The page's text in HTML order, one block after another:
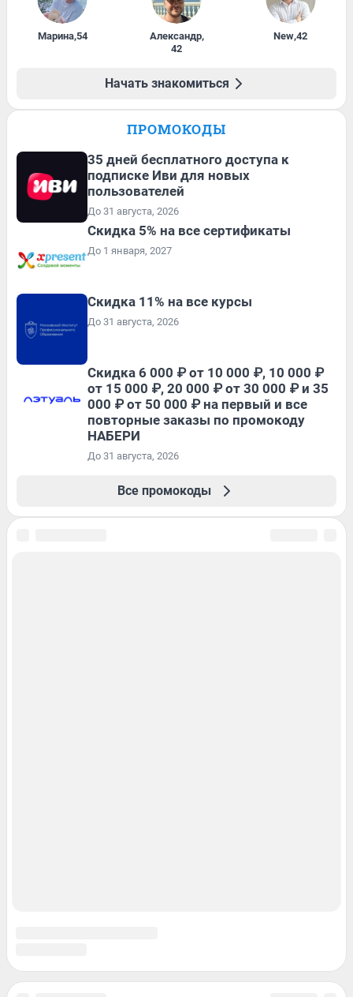
Марина,54 Александр,
42
New,42
Начать знакомиться
ПРОМОКОДЫ
35 дней бесплатного доступа к
подписке Иви для новых
пользователей
До 31 августа, 2026
Скидка 5% на все сертификаты
До 1 января, 2027
Скидка 11% на все курсы
До 31 августа, 2026
Скидка 6 000 ₽ от 10 000 ₽, 10 000 ₽
от 15 000 ₽, 20 000 ₽ от 30 000 ₽ и 35
000 ₽ от 50 000 ₽ на первый и все
повторные заказы по промокоду
НАБЕРИ
До 31 августа, 2026
Все промокоды